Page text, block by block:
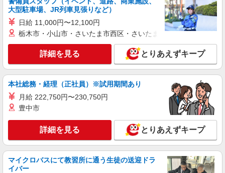
白河市＠有料老人ホーム◎上質な支援、納得の
報酬、充実研修♪
時給1450円〜2062円 ＜日払い有/週払い有/交
通費全支給(ガソリン代含む)＞
白河市
キープ 詳細を見る
派遣社員
株式会社kotrio /●SD-H-2066221
≪白河市≫夜勤なし！未経験・ブランクOKの
デイスタッフ
時給1350円〜2062円 ＜日払い有/週払い有/交
通費全支給(ガソリン代含む)＞
白河市
大型駐車場、JR列車見張りなど）
日給 11,000円〜12,100円
栃木市・小山市・さいたま市西区・さいたま市岩槻区・久喜市・
詳細を見る とりあえずキープ
本社総務・経理（正社員）※試用期間あり
月給 222,750円〜230,750円
豊中市
詳細を見る とりあえずキープ
マイクロバスにて教習所に通う生徒の送迎ドラ
イバー